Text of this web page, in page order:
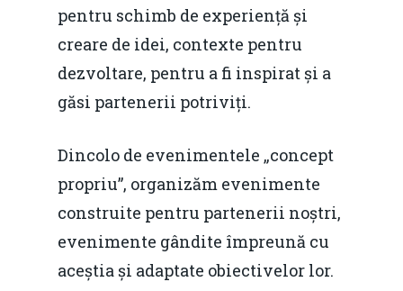
pentru schimb de experiență și
creare de idei, contexte pentru
dezvoltare, pentru a fi inspirat și a
găsi partenerii potriviți.
Dincolo de evenimentele „concept
propriu”, organizăm evenimente
construite pentru partenerii noștri,
evenimente gândite împreună cu
aceștia și adaptate obiectivelor lor.